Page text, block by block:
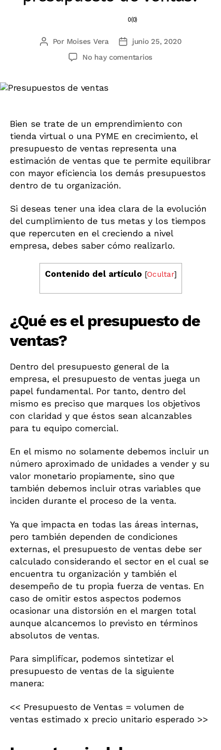
0 (0)
Autor
Por Moises Vera
Fechajunio 25, 2020
No hay comentariosen
ventas?
0
)
Bien se trate de un emprendimiento con
tienda virtual o una PYME en crecimiento, el
presupuesto de ventas representa una
estimación de ventas que te permite equilibrar
con mayor eficiencia los demás presupuestos
dentro de tu organización.
Si deseas tener una idea clara de la evolución
del cumplimiento de tus metas y los tiempos
que repercuten en el creciendo a nivel
empresa, debes saber cómo realizarlo.
Contenido del artículo [Ocultar]
¿Qué es el presupuesto de
ventas?
Dentro del presupuesto general de la
empresa, el presupuesto de ventas juega un
papel fundamental. Por tanto, dentro del
mismo es preciso que marques los objetivos
con claridad y que éstos sean alcanzables
para tu equipo comercial.
En el mismo no solamente debemos incluir un
número aproximado de unidades a vender y su
valor monetario propiamente, sino que
también debemos incluir otras variables que
inciden durante el proceso de la venta.
Ya que impacta en todas las áreas internas,
pero también dependen de condiciones
externas, el presupuesto de ventas debe ser
calculado considerando el sector en el cual se
encuentra tu organización y también el
desempeño de tu propia fuerza de ventas. En
caso de omitir estos aspectos podemos
ocasionar una distorsión en el margen total
aunque alcancemos lo previsto en términos
absolutos de ventas.
Para simplificar, podemos sintetizar el
presupuesto de ventas de la siguiente
manera:
<< Presupuesto de Ventas = volumen de
ventas estimado x precio unitario esperado >>